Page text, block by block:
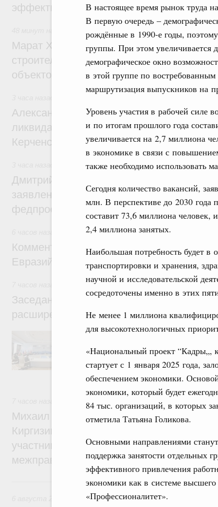
В настоящее время рынок труда
В первую очередь –
рождённые в 1990-е годы,
группы. При этом увеличивается
демографическое окно
в этой группе по
маршрутизация выпускников на
Уровень участия в рабочей силе
и по итогам прошлого года
увеличивается на 2,7 миллиона
в экономике в связи с
также необходимо использовать
Сегодня количество вакансий,
млн. В перспективе до 2030 года
составит 73,6 миллиона человек,
2,4 миллиона занятых.
Наибольшая потребность будет в
транспортировки и хранения,
научной и исследовательской
сосредоточены именно в этих
Не менее 1 миллиона
для высокотехнологичных
«Национальный проект “Кадры„,
стартует с 1 января 2025 года,
обеспечением экономики.
экономики, который будет
84 тыс. организаций, в которых
отметила Татьяна Голикова.
Основными направлениями
поддержка занятости отдельных
эффективного привлечения
экономики как в системе
«Профессионалитет».
эффективность поддержки сельских
Экономика городов. Городская среда
Марат Хуснуллин: «Единый заказчик»
строительство и реконструкцию более
объектов
Александр Козлов провёл заседание
ликвидации последствий чрезвычайной
Керченском проливе
Среднее профессиональное образование
Дмитрий Чернышенко: Установлен
заявлений от абитуриентов колледжей и
федпроекта «Профессионалитет»
Евразийский экономический союз.
Комментарий Алексея Оверчука по
Евразийского межправительственного
Евразийский экономический союз.
Заседание Евразийского
расширенном составе
В повестке заседания актуальные задачи
регулирования и администрирования,
обеспечение продовольственной
железнодорожных перевозок,
рынка.
Евразийский экономический союз.
Михаил Мишустин принял участие во
Киргизии Садыра Жапарова с главами
участников заседания Евразийского
межправительственного совета
Вчера
Общие вопросы промышленной политики